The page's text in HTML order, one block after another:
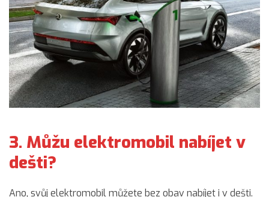
3. Můžu elektromobil nabíjet v
dešti?
Ano, svůj elektromobil můžete bez obav nabíjet i v dešti.